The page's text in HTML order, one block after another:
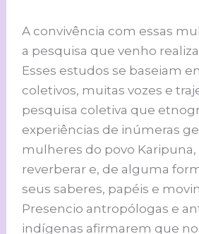
A convivência com essas
a pesquisa que venho
Esses estudos se baseiam
coletivos, muitas vozes e
pesquisa coletiva que
experiências de inúmeras
mulheres do povo
reverberar e, de alguma
seus saberes, papéis e
Presencio antropólogas e
indígenas afirmarem que